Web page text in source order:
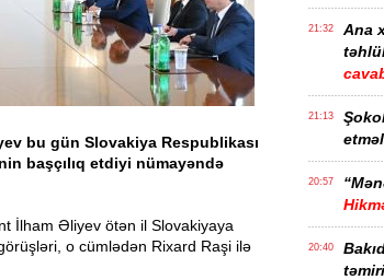
bu gün Slovakiya Respublikası
başçılıq etdiyi nümayəndə
İlham Əliyev ötən il Slovakiyaya
o cümlədən Rixard Raşi ilə
21:32
Ana
21:13
20:57
20:40